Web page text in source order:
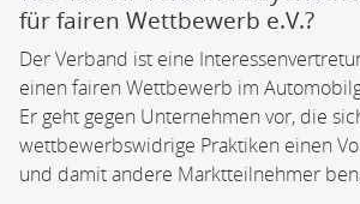
für fairen Wettbewerb e.V.?
Der Verband ist eine
einen fairen Wettbewerb im
Er geht gegen Unternehmen vor, die
wettbewerbswidrige Praktiken einen
und damit andere Marktteilnehmer